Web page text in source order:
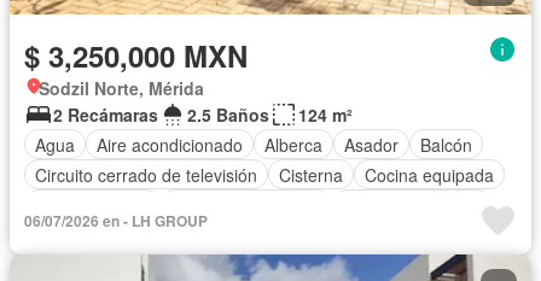
$ 3,250,000 MXN
Sodzil Norte, Mérida
2 Recámaras
2.5 Baños
124 m²
Agua
Aire acondicionado Alberca Asador
Balcón
Circuito cerrado de televisión
Cisterna
Cocina equipada
Electricidad
Estacionamiento
Recámara con closet
Seguridad
Televisión por cable
06/07/2026 en - LH GROUP